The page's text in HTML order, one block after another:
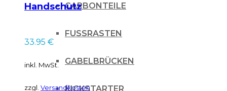
CARBONTEILE
FUSSRASTEN
GABELBRÜCKEN
KICKSTARTER
Handschutz
33.95 €
inkl. MwSt.
zzgl. Versandkosten